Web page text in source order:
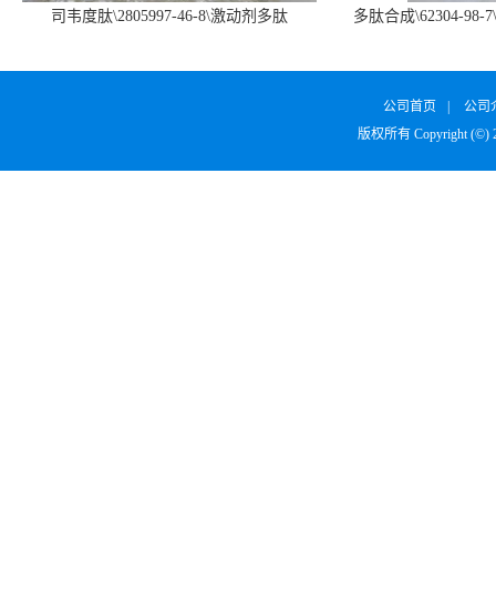
司韦度肽\2805997-46-8\激动剂多肽
多肽合成\62304-98-
公司首页
公司
版权所有 Copyright (©)